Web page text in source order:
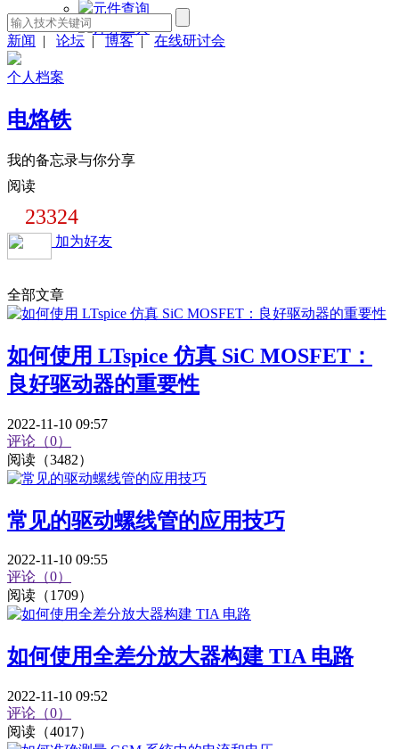
元件查询
计算工具
新闻
| 论坛 | 博客 | 在线研讨会
个人档案
电烙铁
我的备忘录与你分享
阅读
23324
加为好友
全部文章
如何使用 LTspice 仿真 SiC MOSFET：
良好驱动器的重要性
2022-11-10 09:57
评论（0）
阅读（3482）
常见的驱动螺线管的应用技巧
2022-11-10 09:55
评论（0）
阅读（1709）
如何使用全差分放大器构建 TIA 电路
2022-11-10 09:52
评论（0）
阅读（4017）